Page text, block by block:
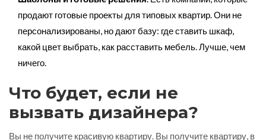
продают готовые проекты для типовых квартир. Они не
персонализированы, но дают базу: где ставить шкаф,
какой цвет выбрать, как расставить мебель. Лучше, чем
ничего.
Что будет, если не
вызвать дизайнера?
Вы не получите красивую квартиру. Вы получите квартиру, в